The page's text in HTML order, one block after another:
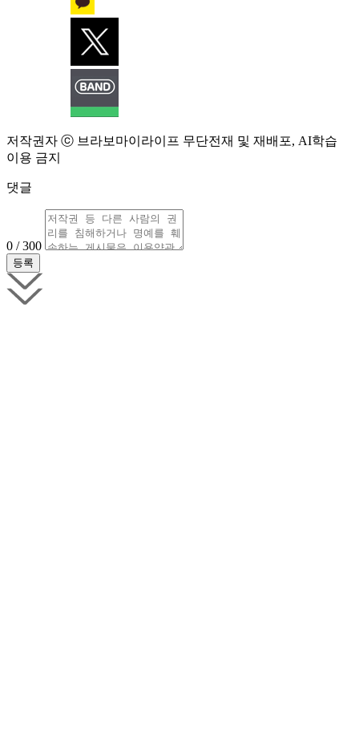
저작권자 ⓒ 브라보마이라이프 무단전재 및 재배포, AI학습
이용 금지
댓글
0 / 300